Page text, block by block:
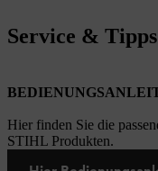
Service & Tipps
Hier finden Sie die
STIHL Produkten.